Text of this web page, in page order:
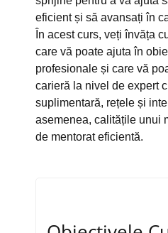
eficient și să avansați în
În acest curs, veți învăța
care vă poate ajuta în
profesionale și care vă
carieră la nivel de expert
suplimentară, rețele și
asemenea, calitățile unui
de mentorat eficientă.